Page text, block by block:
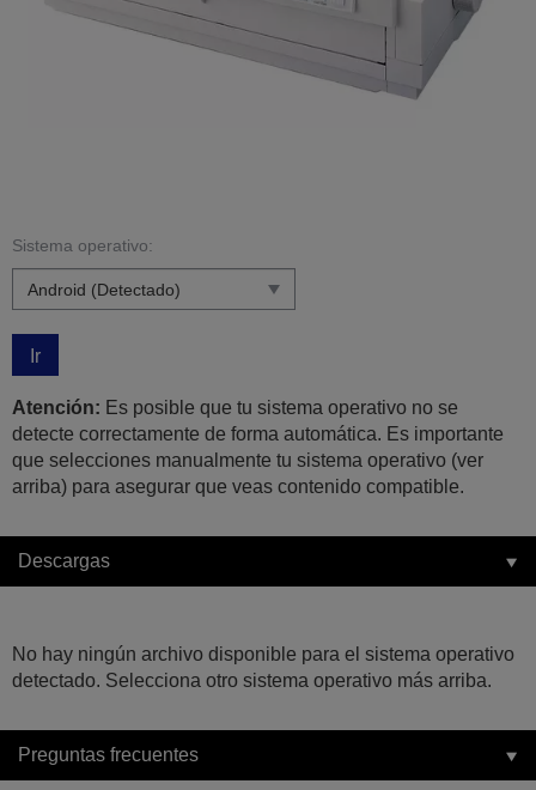
Sistema operativo:
Ir
Atención: Es posible que tu sistema operativo no se
detecte correctamente de forma automática. Es importante
que selecciones manualmente tu sistema operativo (ver
arriba) para asegurar que veas contenido compatible.
Descargas
No hay ningún archivo disponible para el sistema operativo
detectado. Selecciona otro sistema operativo más arriba.
Preguntas frecuentes